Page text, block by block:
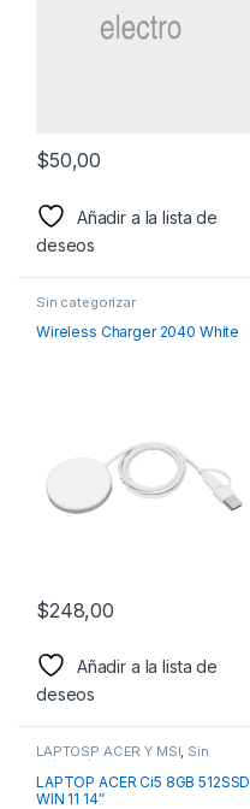
$50,00
Añadir a la lista de
deseos
Sin categorizar
Wireless Charger 2040 White
$248,00
Añadir a la lista de
deseos
LAPTOSP ACER Y MSI, Sin
categorizar
LAPTOP ACER Ci5 8GB 512SSD
WIN 11 14″